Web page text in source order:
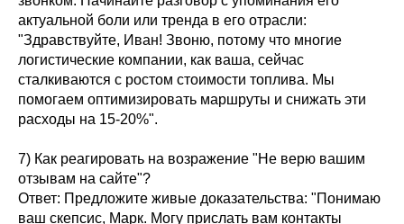
актуальной боли или тренда в его отрасли:
"Здравствуйте, Иван! Звоню, потому что многие
логистические компании, как ваша, сейчас
сталкиваются с ростом стоимости топлива. Мы
помогаем оптимизировать маршруты и снижать эти
расходы на 15-20%".
7) Как реагировать на возражение "Не верю вашим
отзывам на сайте"?
Ответ: Предложите живые доказательства: "Понимаю
ваш скепсис, Марк. Могу прислать вам контакты